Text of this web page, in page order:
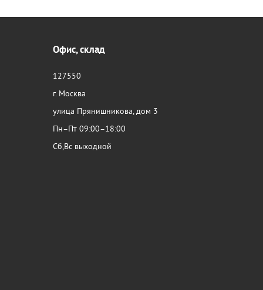
Офис, склад
127550
г. Москва
улица Прянишникова, дом 3
Пн–Пт 09:00–18:00
Сб,Вс выходной